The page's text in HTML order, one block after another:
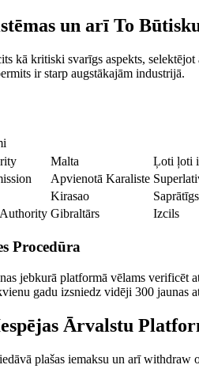
un arī To
kā kritiski svarīgs aspekts,
ir starp augstākajām industrijā.
Malta Ļoti ļoti
Apvienotā Karaliste
Kirasao Saprātīgs
Gibraltārs Izcils
Procedūra
jebkurā platformā vēlams verificēt
gadu izsniedz vidēji 300 jaunas
Ārvalstu
plašas iemaksu un arī